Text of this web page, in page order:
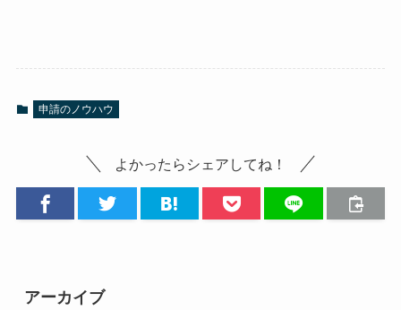
申請のノウハウ
よかったらシェアしてね！
アーカイブ